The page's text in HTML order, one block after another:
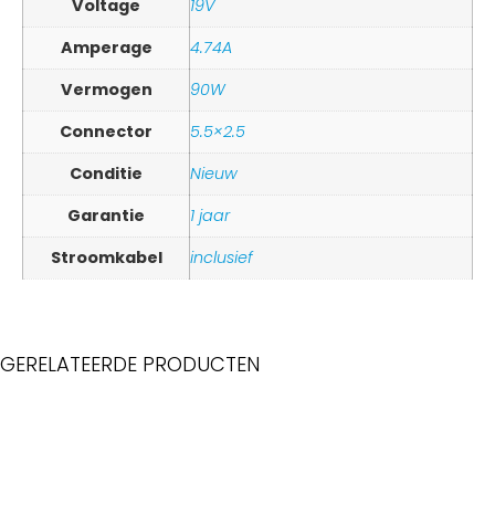
Voltage
19V
Amperage
4.74A
Vermogen
90W
Connector
5.5×2.5
Conditie
Nieuw
Garantie
1 jaar
Stroomkabel
inclusief
GERELATEERDE PRODUCTEN